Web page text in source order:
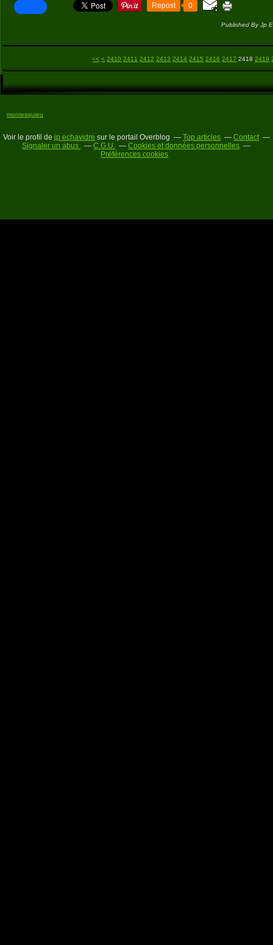
Repost 0
Published By Jp
<< < 2400
2410 2411 2412 2413 2414 2415 2416 2417 2418 2419
montesquieu
Voir le profil de jp echavidre sur le portail Overblog Top articles
Contact
Signaler un abus
C.G.U.
Cookies et données personnelles
Préférences cookies